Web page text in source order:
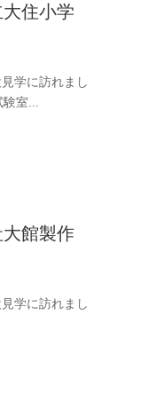
住小学
学に訪れまし
室...
館製作
学に訪れまし